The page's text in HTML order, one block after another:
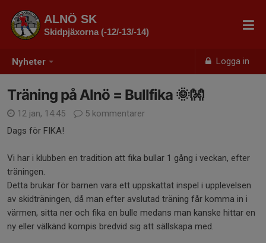
Nyheter Logga in
ALNÖ SK
Skidpjäxorna (-12/-13/-14)
Träning på Alnö = Bullfika 🌞👐
12 jan, 14:45
5 kommentarer
Dags för FIKA!
Vi har i klubben en tradition att fika bullar 1 gång i veckan, efter
träningen.
Detta brukar för barnen vara ett uppskattat inspel i upplevelsen
av skidträningen, då man efter avslutad träning får komma in i
värmen, sitta ner och fika en bulle medans man kanske hittar en
ny eller välkänd kompis bredvid sig att sällskapa med.